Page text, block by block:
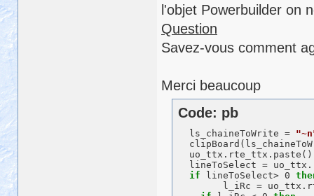
l'objet Powerbuilder on
Question
Savez-vous comment
Merci beaucoup
Code: pb
  ls_chaineToWrite =
  uo_ttx.rte_ttx.paste()
lineToSelect =
if lineToSelect> 0
l_iRc =